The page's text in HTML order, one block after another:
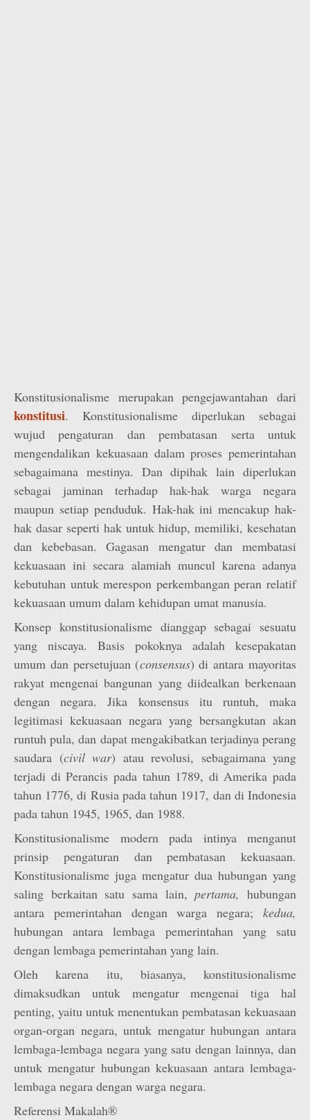
Konstitusionalisme merupakan pengejawantahan dari
konstitusi. Konstitusionalisme diperlukan sebagai
wujud pengaturan dan pembatasan serta untuk
mengendalikan kekuasaan dalam proses pemerintahan
sebagaimana mestinya. Dan dipihak lain diperlukan
sebagai jaminan terhadap hak-hak warga negara
maupun setiap penduduk. Hak-hak ini mencakup hak-
hak dasar seperti hak untuk hidup, memiliki, kesehatan
dan kebebasan. Gagasan mengatur dan membatasi
kekuasaan ini secara alamiah muncul karena adanya
kebutuhan untuk merespon perkembangan peran relatif
kekuasaan umum dalam kehidupan umat manusia.
Konsep konstitusionalisme dianggap sebagai sesuatu
yang niscaya. Basis pokoknya adalah kesepakatan
umum dan persetujuan (consensus) di antara mayoritas
rakyat mengenai bangunan yang diidealkan berkenaan
dengan negara. Jika konsensus itu runtuh, maka
legitimasi kekuasaan negara yang bersangkutan akan
runtuh pula, dan dapat mengakibatkan terjadinya perang
saudara (civil war) atau revolusi, sebagaimana yang
terjadi di Perancis pada tahun 1789, di Amerika pada
tahun 1776, di Rusia pada tahun 1917, dan di Indonesia
pada tahun 1945, 1965, dan 1988.
Konstitusionalisme modern pada intinya menganut
prinsip pengaturan dan pembatasan kekuasaan.
Konstitusionalisme juga mengatur dua hubungan yang
saling berkaitan satu sama lain,pertama,hubungan
antara pemerintahan dengan warga negara; kedua,
hubungan antara lembaga pemerintahan yang satu
dengan lembaga pemerintahan yang lain.
Oleh karena itu, biasanya, konstitusionalisme
dimaksudkan untuk mengatur mengenai tiga hal
penting, yaitu untuk menentukan pembatasan kekuasaan
organ-organ negara, untuk mengatur hubungan antara
lembaga-lembaga negara yang satu dengan lainnya, dan
untuk mengatur hubungan kekuasaan antara lembaga-
lembaga negara dengan warga negara.
Referensi Makalah®